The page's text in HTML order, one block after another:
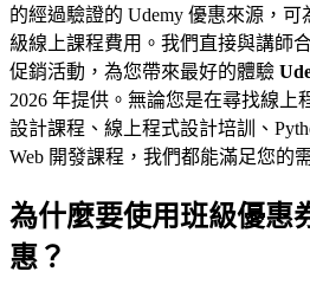
的經過驗證的 Udemy 優惠來源，可
級線上課程費用。我們直接與講師
促銷活動，為您帶來最好的體驗
2026 年提供。無論您是在尋找線上
設計課程、線上程式設計培訓、
Web 開發課程，我們都能滿足您的
為什麼要使用班級優惠
惠？